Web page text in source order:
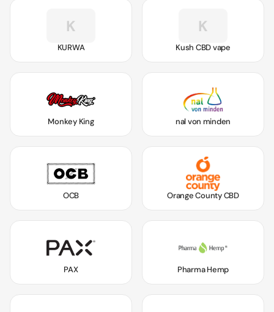
K
KURWA
K
Kush CBD vape
Monkey King nal von minden
OCB Orange County CBD
PAX Pharma Hemp